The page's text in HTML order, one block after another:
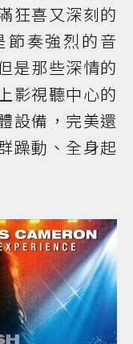
狂喜又深刻的
奏強烈的音
是那些深情的
影視聽中心的
設備，完美還
躁動、全身起